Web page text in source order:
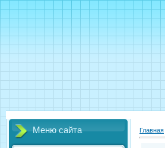
Меню сайта Главная